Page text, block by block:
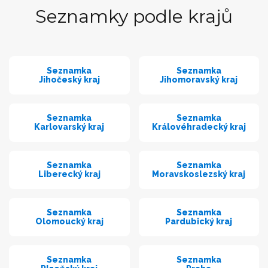
Seznamky podle krajů
Seznamka
Jihočeský kraj
Seznamka
Jihomoravský kraj
Seznamka
Karlovarský kraj
Seznamka
Královéhradecký kraj
Seznamka
Liberecký kraj
Seznamka
Moravskoslezský kraj
Seznamka
Olomoucký kraj
Seznamka
Pardubický kraj
Seznamka
Seznamka